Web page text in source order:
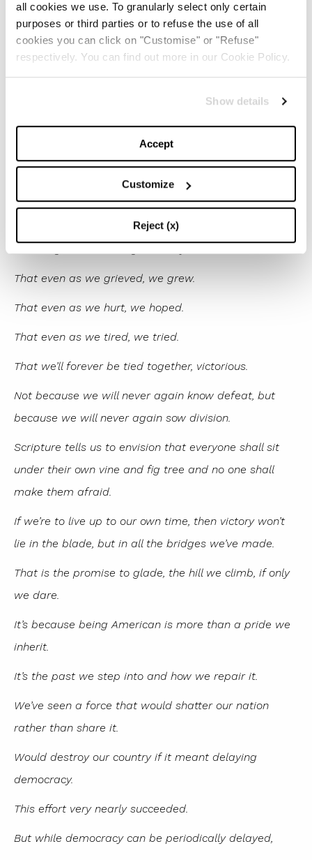
all cookies we use. To granularly select only certain
purposes or third parties or to refuse the use of all
cookies you can click on "Customise" or "Refuse"
respectively. You can find out more in our Cookie Policy.
Show details
Accept
Customize
Reject (x)
To compose a country committed to all cultures,
colors, characters, and conditions of man.
And so we lift our gazes not to what stands between
future first, we must first put our differences aside.
We lay down our arms so we can reach out our arms
We seek harm to none and harmony for all.
That even as we grieved, we grew.
That even as we hurt, we hoped.
That even as we tired, we tried.
That we’ll forever be tied together, victorious.
Not because we will never again know defeat, but
because we will never again sow division.
Scripture tells us to envision that everyone shall sit
under their own vine and fig tree and no one shall
make them afraid.
If we’re to live up to our own time, then victory won’t
lie in the blade, but in all the bridges we’ve made.
That is the promise to glade, the hill we climb, if only
we dare.
It’s because being American is more than a pride we
inherit.
It’s the past we step into and how we repair it.
We’ve seen a force that would shatter our nation
rather than share it.
Would destroy our country if it meant delaying
democracy.
This effort very nearly succeeded.
But while democracy can be periodically delayed,